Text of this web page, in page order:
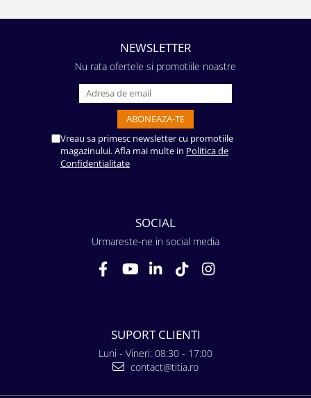
NEWSLETTER
Nu rata ofertele si promotiile noastre
Vreau sa primesc newsletter cu promotiile
magazinului. Afla mai multe in Politica de
Confidentialitate
SOCIAL
Urmareste-ne in social media
SUPORT CLIENTI
Luni - Vineri: 08:30 - 17:00
contact@titia.ro